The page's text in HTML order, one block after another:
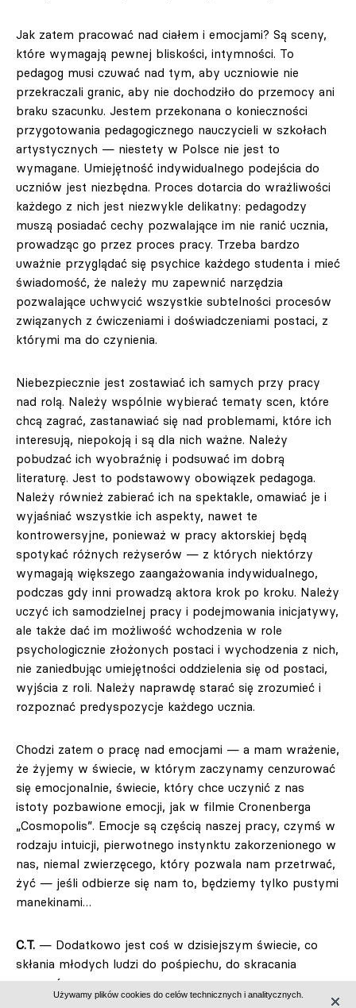
Jak zatem pracować nad ciałem i emocjami? Są sceny,
które wymagają pewnej bliskości, intymności. To
pedagog musi czuwać nad tym, aby uczniowie nie
przekraczali granic, aby nie dochodziło do przemocy ani
braku szacunku. Jestem przekonana o konieczności
przygotowania pedagogicznego nauczycieli w szkołach
artystycznych — niestety w Polsce nie jest to
wymagane. Umiejętność indywidualnego podejścia do
uczniów jest niezbędna. Proces dotarcia do wrażliwości
każdego z nich jest niezwykle delikatny: pedagodzy
muszą posiadać cechy pozwalające im nie ranić ucznia,
prowadząc go przez proces pracy. Trzeba bardzo
uważnie przyglądać się psychice każdego studenta i mieć
świadomość, że należy mu zapewnić narzędzia
pozwalające uchwycić wszystkie subtelności procesów
związanych z ćwiczeniami i doświadczeniami postaci, z
którymi ma do czynienia.
Niebezpiecznie jest zostawiać ich samych przy pracy
nad rolą. Należy wspólnie wybierać tematy scen, które
chcą zagrać, zastanawiać się nad problemami, które ich
interesują, niepokoją i są dla nich ważne. Należy
pobudzać ich wyobraźnię i podsuwać im dobrą
literaturę. Jest to podstawowy obowiązek pedagoga.
Należy również zabierać ich na spektakle, omawiać je i
wyjaśniać wszystkie ich aspekty, nawet te
kontrowersyjne, ponieważ w pracy aktorskiej będą
spotykać różnych reżyserów — z których niektórzy
wymagają większego zaangażowania indywidualnego,
podczas gdy inni prowadzą aktora krok po kroku. Należy
uczyć ich samodzielnej pracy i podejmowania inicjatywy,
ale także dać im możliwość wchodzenia w role
psychologicznie złożonych postaci i wychodzenia z nich,
nie zaniedbując umiejętności oddzielenia się od postaci,
wyjścia z roli. Należy naprawdę starać się zrozumieć i
rozpoznać predyspozycje każdego ucznia.
Chodzi zatem o pracę nad emocjami — a mam wrażenie,
że żyjemy w świecie, w którym zaczynamy cenzurować
się emocjonalnie, świecie, który chce uczynić z nas
istoty pozbawione emocji, jak w filmie Cronenberga
„Cosmopolis”. Emocje są częścią naszej pracy, czymś w
rodzaju intuicji, pierwotnego instynktu zakorzenionego w
nas, niemal zwierzęcego, który pozwala nam przetrwać,
żyć — jeśli odbierze się nam to, będziemy tylko pustymi
manekinami…
C.T. — Dodatkowo jest coś w dzisiejszym świecie, co
skłania młodych ludzi do pośpiechu, do skracania
procesów.
Używamy plików cookies do celów technicznych i analitycznych.